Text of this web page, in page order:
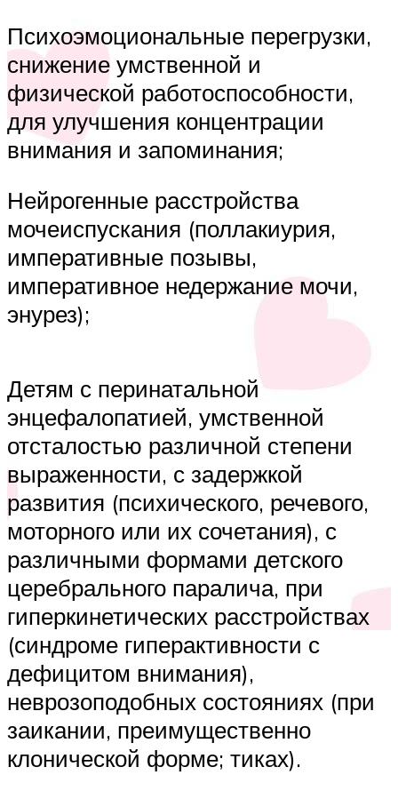
Психоэмоциональные перегрузки,
снижение умственной и
физической работоспособности,
для улучшения концентрации
внимания и запоминания;
Нейрогенные расстройства
мочеиспускания (поллакиурия,
императивные позывы,
императивное недержание мочи,
энурез);
Детям с перинатальной
энцефалопатией, умственной
отсталостью различной степени
выраженности, с задержкой
развития (психического, речевого,
моторного или их сочетания), с
различными формами детского
церебрального паралича, при
гиперкинетических расстройствах
(синдроме гиперактивности с
дефицитом внимания),
неврозоподобных состояниях (при
заикании, преимущественно
клонической форме; тиках).